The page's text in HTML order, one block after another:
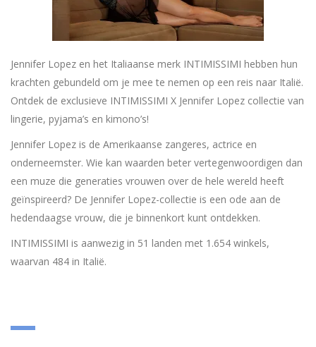
Jennifer Lopez en het Italiaanse merk INTIMISSIMI hebben hun
krachten gebundeld om je mee te nemen op een reis naar Italië.
Ontdek de exclusieve INTIMISSIMI X Jennifer Lopez collectie van
lingerie, pyjama’s en kimono’s!
Jennifer Lopez is de Amerikaanse zangeres, actrice en
onderneemster. Wie kan waarden beter vertegenwoordigen dan
een muze die generaties vrouwen over de hele wereld heeft
geïnspireerd? De Jennifer Lopez-collectie is een ode aan de
hedendaagse vrouw, die je binnenkort kunt ontdekken.
INTIMISSIMI is aanwezig in 51 landen met 1.654 winkels,
waarvan 484 in Italië.